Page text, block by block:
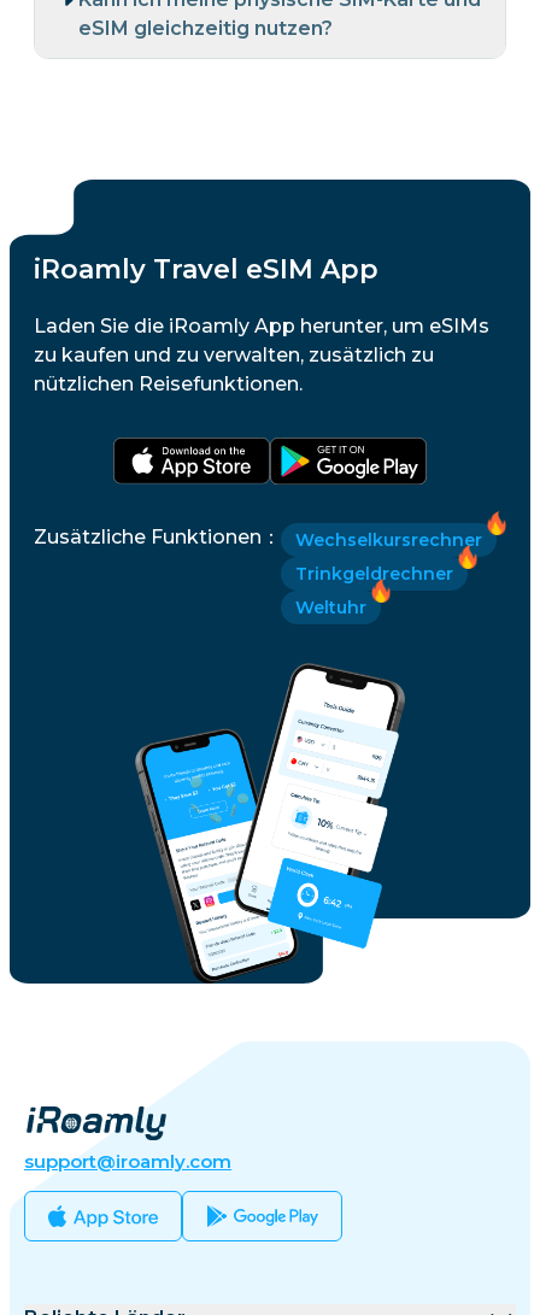
eSIM gleichzeitig nutzen?
iRoamly Travel eSIM App
Laden Sie die iRoamly App herunter, um eSIMs
zu kaufen und zu verwalten, zusätzlich zu
nützlichen Reisefunktionen.
Zusätzliche Funktionen ：
Wechselkursrechner
Trinkgeldrechner
Weltuhr
support@iroamly.com